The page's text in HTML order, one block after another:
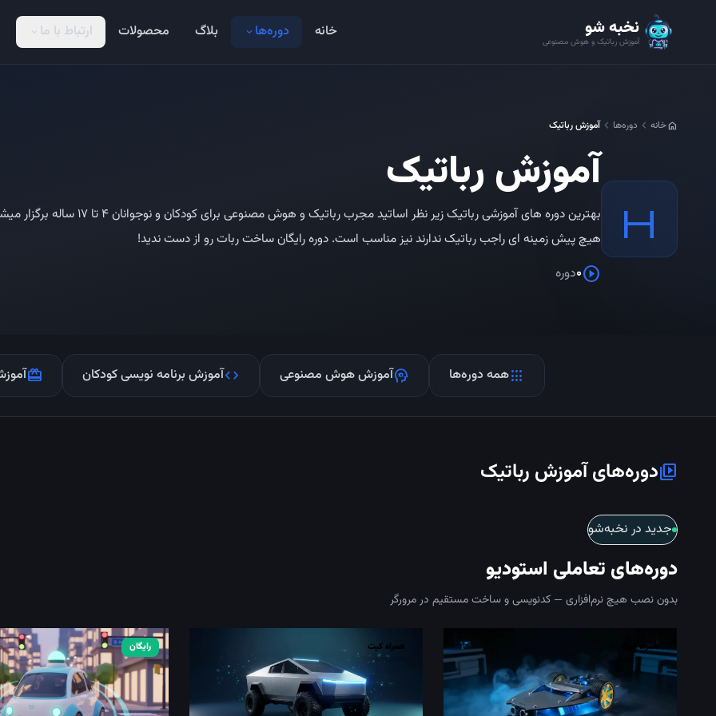
نخبه شو
آموزش رباتیک و هوش مصنوعی خانه دوره‌ها expand_more بلاگ محصولات ارتباط با ما expand_more
homeخانه chevron_left دوره‌ها chevron_leftآموزش رباتیک
H
آموزش رباتیک
بهترین دوره های آموزشی رباتیک
هیچ پیش زمینه ای راجب رباتیک ندارند نیز مناسب است. دوره رایگان ساخت ربات رو از دست ندید!
play_circle
0دوره
appsهمه دوره‌ها psychologyآموزش هوش مصنوعی codeآموزش برنامه نویسی کودکان redeem
video_libraryدوره‌های آموزش رباتیک
جدید در نخبه‌شو
دوره‌های تعاملی استودیو
بدون نصب هیچ نرم‌افزاری — کدنویسی و ساخت مستقیم در مرورگر
همراه کیت همراه کیت رایگان